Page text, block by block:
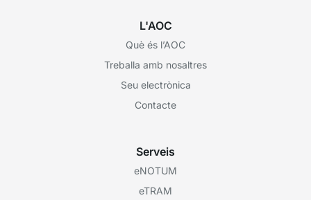
L'AOC
Què és l’AOC
Treballa amb nosaltres
Seu electrònica
Contacte
Serveis
eNOTUM
eTRAM